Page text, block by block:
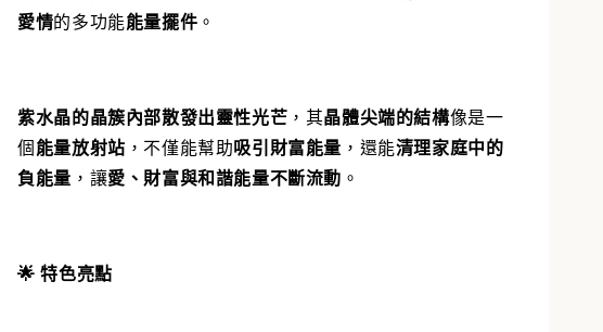
愛情的多功能能量擺件 。
紫水晶的晶簇內部散發出靈性光芒 ，其晶體尖端的結構像是一
個能量放射站 ，不僅能幫助吸引財富能量 ，還能清理家庭中的
負能量 ，讓愛、財富與和諧能量不斷流動 。
🌟 特色亮點